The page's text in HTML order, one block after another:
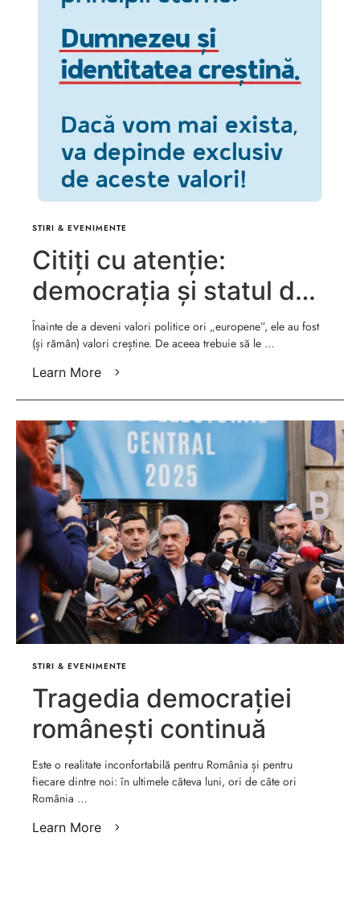
STIRI & EVENIMENTE
Citiți cu atenție:
democrația și statul de
drept sunt valori
fundamentale creștine –
Peter Costea
Înainte de a deveni valori politice ori „europene”, ele au fost
(și rămân) valori creștine. De aceea trebuie să le …
Learn More
STIRI & EVENIMENTE
Tragedia democrației
românești continuă
Este o realitate inconfortabilă pentru România și pentru
fiecare dintre noi: în ultimele câteva luni, ori de câte ori
România …
Learn More